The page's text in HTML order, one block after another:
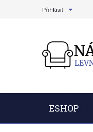
Přihlásit
ESHOP